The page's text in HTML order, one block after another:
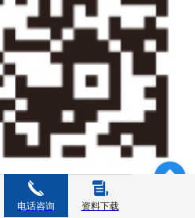
电话咨询 资料下载
阿里店铺